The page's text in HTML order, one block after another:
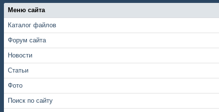
Меню сайта
Каталог файлов
Форум сайта
Новости
Статьи
Фото
Поиск по сайту